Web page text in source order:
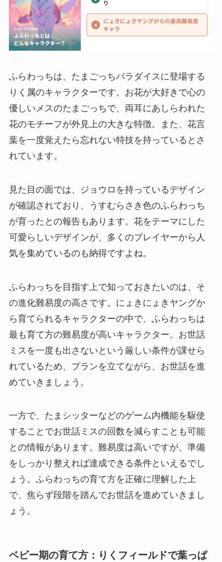
ふらわっちは、たまごっちパラダイスに登場する
りく属のキャラクターです。お花が大好きで心の
優しいメスのたまごっちで、両耳にあしらわれた
花のモチーフが外見上の大きな特徴。また、花言
葉を一度覚えたら忘れない特技を持っているとさ
れています。
見た目の面では、ジョウロを持っているデザイン
が確認されており、うすむらさき色のふらわっち
が育ったとの報告もあります。花をテーマにした
可愛らしいデザインが、多くのプレイヤーから人
気を集めているのも納得ですよね。
ふらわっちを目指す上で知っておきたいのは、そ
の進化難易度の高さです。にょきにょきヤングか
ら育てられるキャラクターの中で、ふらわっちは
最も育て方の難易度が高いキャラクター。お世話
ミスを一度も出さないという厳しい条件が課せら
れているため、プランを立てながら、お世話を進
めていきましょう。
一方で、たまシッターなどのゲーム内機能を駆使
することでお世話ミスの回数を減らすことも可能
との情報があります。難易度は高いですが、準備
をしっかり整えれば達成できる条件といえるでし
ょう。ふらわっちの育て方を正確に理解した上
で、焦らず段階を踏んでお世話を進めていきまし
ょう。
ベビー期の育て方：りくフィールドで葉っぱ